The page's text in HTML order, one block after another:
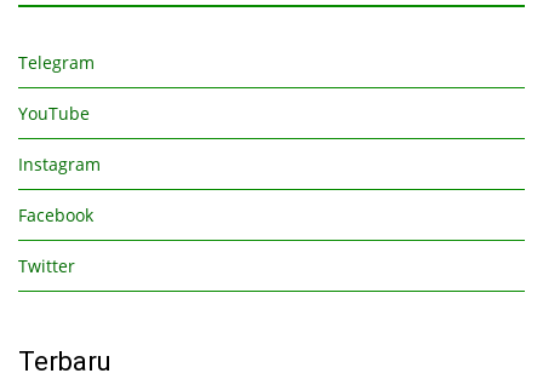
Telegram
YouTube
Instagram
Facebook
Twitter
Terbaru